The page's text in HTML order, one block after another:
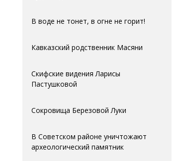
В воде не тонет, в огне не горит!
Кавказский родственник Масяни
Скифские видения Ларисы
Пастушковой
Сокровища Березовой Луки
В Советском районе уничтожают
археологический памятник